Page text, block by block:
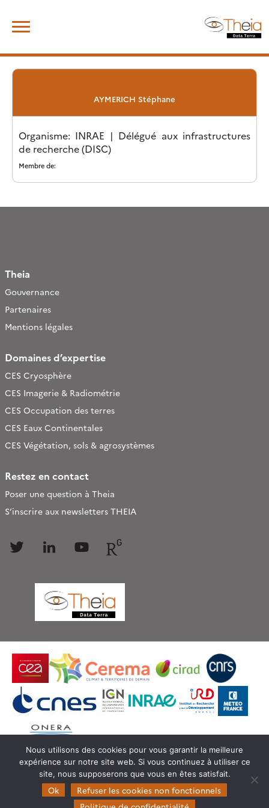
content
AYMERICH Stéphane
Organisme: INRAE | Délégué aux infrastructures
de recherche (DISC)
Membre de:
Theia
Gouvernance
Partenaires
Mentions légales
Domaines d’expertise
CES Cryosphère
CES Imagerie & Radiométrie
CES Occupation des terres
CES Eaux Continentales
CES Végétation, sols & agrosystèmes
Restez en contact
Poser une question à Theia
S’inscrire aux newsletters THEIA
Follow Follow
© Copyright Theia -SEDOO (Service de Données
OMP)
Nous utilisons des cookies pour vous garantir la meilleure
expérience sur notre site web. Si vous continuez à utiliser ce
site, nous supposerons que vous en êtes satisfait.
Ok
Refuser les cookies non fonctionnels